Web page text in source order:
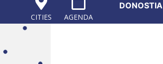
CITIES AGENDA
DONOSTIA